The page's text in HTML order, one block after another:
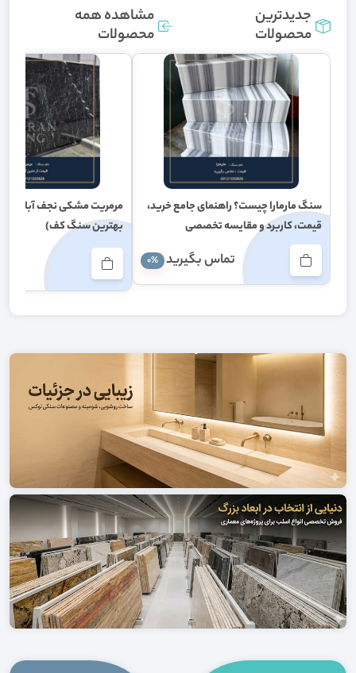
جدیدترین
محصولات
مشاهده همه
محصولات
سنگ مارمارا چیست؟ راهنمای جامع خرید،
قیمت، کاربرد و مقایسه تخصصی
تماس بگيريد 0%
بهترین سنگ کف)